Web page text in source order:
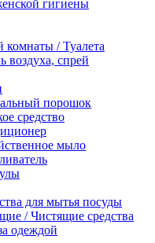
гигиены
комнаты / Туалета
воздуха, спрей
порошок
средство
мыло
для мытья посуды
/ Чистящие средства
одеждой